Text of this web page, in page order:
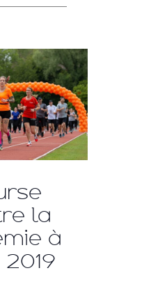
la
à
2019